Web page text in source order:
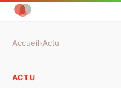
Accueil›Actu
ACTU